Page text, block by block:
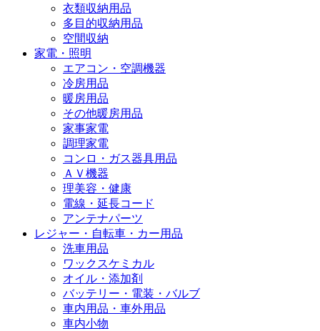
衣類収納用品
多目的収納用品
空間収納
家電・照明
エアコン・空調機器
冷房用品
暖房用品
その他暖房用品
家事家電
調理家電
コンロ・ガス器具用品
ＡＶ機器
理美容・健康
電線・延長コード
アンテナパーツ
レジャー・自転車・カー用品
洗車用品
ワックスケミカル
オイル・添加剤
バッテリー・電装・バルブ
車内用品・車外用品
車内小物